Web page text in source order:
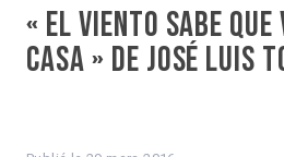
« El Viento sabe
casa » de José Luis